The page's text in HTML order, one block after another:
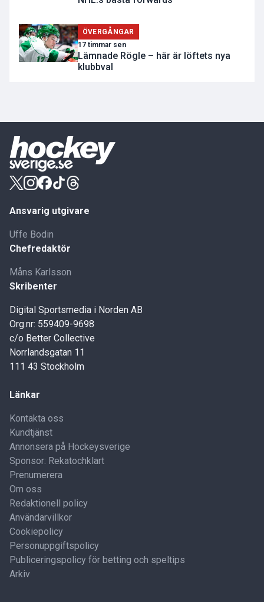
ÖVERGÅNGAR
17 timmar sen
Lämnade Rögle – här är löftets nya
klubbval
Ansvarig utgivare
Uffe Bodin
Chefredaktör
Måns Karlsson
Skribenter
Digital Sportsmedia i Norden AB
Org.nr: 559409-9698
c/o Better Collective
Norrlandsgatan 11
111 43 Stockholm
Länkar
Kontakta oss
Kundtjänst
Annonsera på Hockeysverige
Sponsor: Rekatochklart
Prenumerera
Om oss
Redaktionell policy
Användarvillkor
Cookiepolicy
Personuppgiftspolicy
Publiceringspolicy för betting och speltips
Arkiv